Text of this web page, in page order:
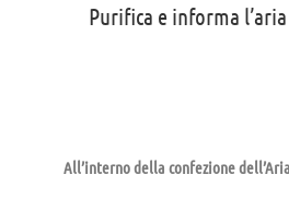
Purifica e informa
All’interno della confezione